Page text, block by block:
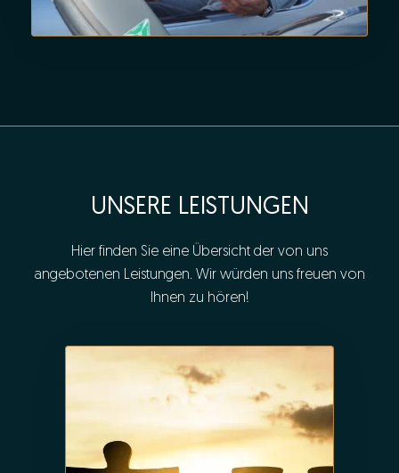
UNSERE LEISTUNGEN
Hier finden Sie eine Übersicht der von uns
angebotenen Leistungen. Wir würden uns freuen von
Ihnen zu hören!